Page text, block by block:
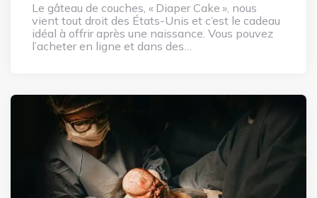
Le gâteau de couches, « Diaper Cake », nous
vient tout droit des États-Unis et c’est le cadeau
idéal à offrir après une naissance. Vous pouvez
l’acheter en ligne et dans des…